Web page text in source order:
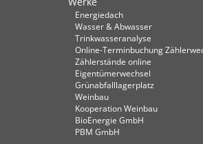
Energiedach
Wasser & Abwasser
Trinkwasseranalyse
Online-Terminbuchung
Zählerstände online
Eigentümerwechsel
Grünabfalllagerplatz
Weinbau
Kooperation Weinbau
BioEnergie GmbH
PBM GmbH